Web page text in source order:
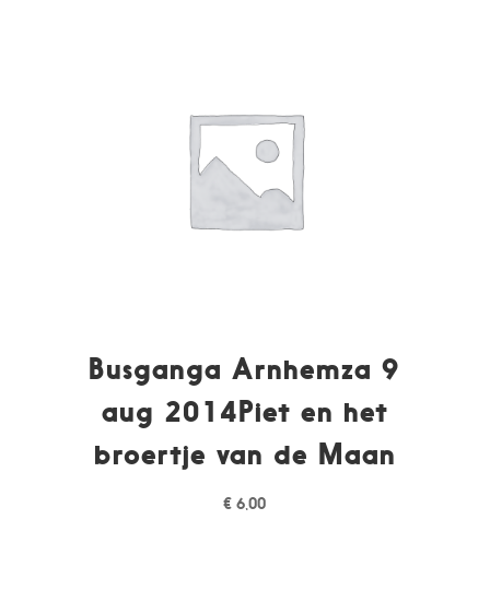
Busganga Arnhemza 9
aug 2014Piet en het
broertje van de Maan
€ 6,00